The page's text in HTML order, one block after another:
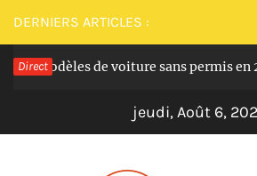
Passer
au
contenu
DERNIERS ARTICLES :
Directde voiture sans permis en 2026 ?
jeudi, Août 6,